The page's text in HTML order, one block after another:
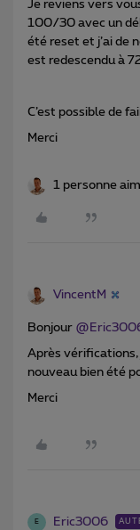
Je reviens vers
100/30 avec un
été reset et j’ai de
est redescendu à
C’est possible de
Merci
1 personne
VincentM
Bonjour
Après
nouveau bien été
Merci
E Eric3006